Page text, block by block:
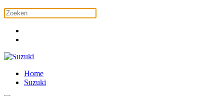
Home
Suzuki